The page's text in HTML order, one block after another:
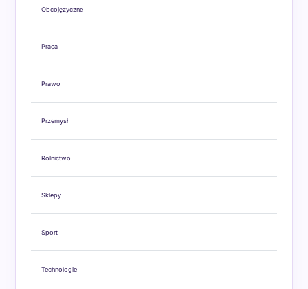
Obcojęzyczne
Praca
Prawo
Przemysł
Rolnictwo
Sklepy
Sport
Technologie